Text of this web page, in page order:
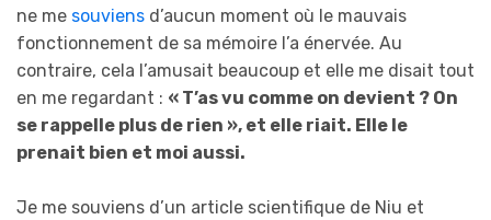
ne me souviens d’aucun moment où le mauvais
fonctionnement de sa mémoire l’a énervée. Au
contraire, cela l’amusait beaucoup et elle me disait tout
en me regardant : « T’as vu comme on devient ? On
se rappelle plus de rien », et elle riait. Elle le
prenait bien et moi aussi.
Je me souviens d’un article scientifique de Niu et